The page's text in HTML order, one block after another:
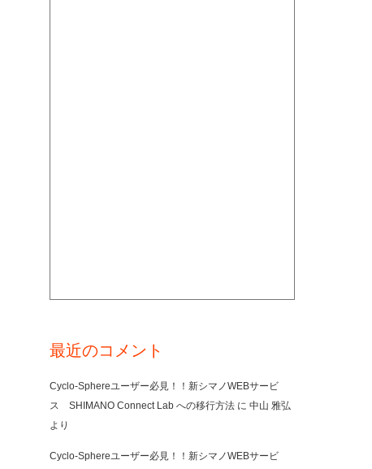
最近のコメント
Cyclo-Sphereユーザー必見！！新シマノWEBサービ
ス SHIMANO Connect Lab への移行方法 に 中山 雅弘
より
Cyclo-Sphereユーザー必見！！新シマノWEBサービ